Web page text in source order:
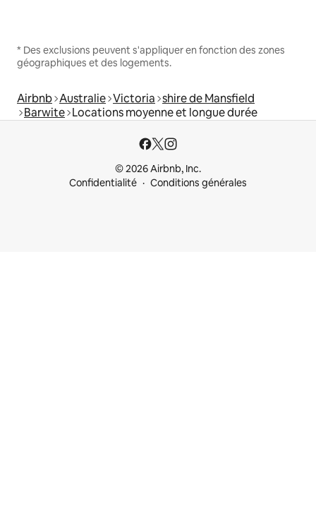
* Des exclusions peuvent s'appliquer en fonction des zones
géographiques et des logements.
Airbnb Australie Victoria shire de Mansfield
Barwite Locations moyenne et longue durée
© 2026 Airbnb, Inc.
Confidentialité
Conditions générales